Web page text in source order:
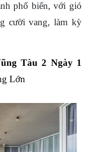
phố biển, với gió
cười vang, làm kỳ
Tàu 2 Ngày 1
Lớn